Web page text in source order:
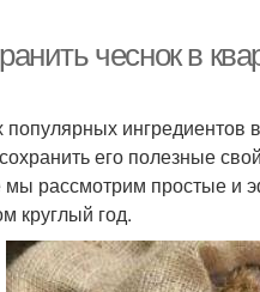
чеснок в
ингредиентов
его полезные
мы рассмотрим простые
круглый год.